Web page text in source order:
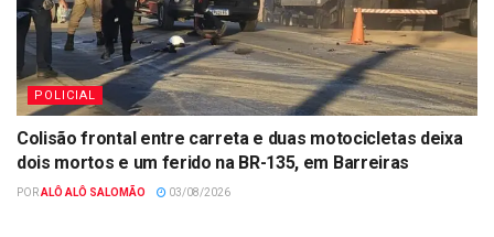
POLICIAL
Colisão frontal entre carreta e duas motocicletas deixa
dois mortos e um ferido na BR-135, em Barreiras
PORALÔ ALÔ SALOMÃO 03/08/2026